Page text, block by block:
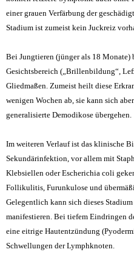
einer grauen Verfärbung der
Stadium ist zumeist kein Juckreiz
Bei Jungtieren (jünger als 18 Monate)
Gesichtsbereich („Brillenbildung“,
Gliedmaßen. Zumeist heilt diese
wenigen Wochen ab, sie kann sich
generalisierte Demodikose übergehen.
Im weiteren Verlauf ist das klinische
Sekundärinfektion, vor allem mit
Klebsiellen oder Escherichia coli
Follikulitis, Furunkulose und
Gelegentlich kann sich dieses
manifestieren. Bei tiefem Eindringen
eine eitrige Hautentzündung
Schwellungen der Lymphknoten.